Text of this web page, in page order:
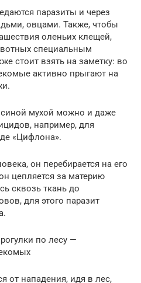
паразиты и через
овцами. Также, чтобы
оленьих клещей,
специальным
стоит взять на заметку: во
активно прыгают на
мухой можно и даже
например, для
«Цифлона».
он перебирается на его
цепляется за материю
сквозь ткань до
для этого паразит
по лесу —
от нападения, идя в лес,